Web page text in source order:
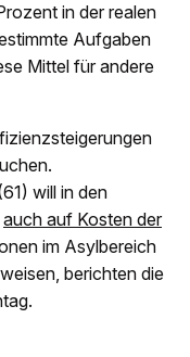
in der realen
Aufgaben
Mittel für andere
will in den
auch auf Kosten der
im Asylbereich
berichten die